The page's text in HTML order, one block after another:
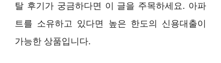
탈 후기가 궁금하다면 이 글을 주목하세요. 아파
트를 소유하고 있다면 높은 한도의 신용대출이
가능한 상품입니다.